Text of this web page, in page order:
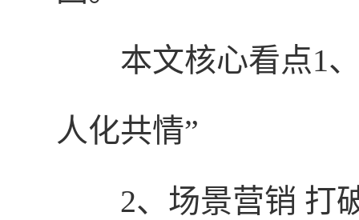
本文核心看点1
人化共情”
2、场景营销 打